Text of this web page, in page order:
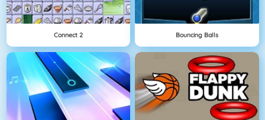
Connect 2 Bouncing Balls